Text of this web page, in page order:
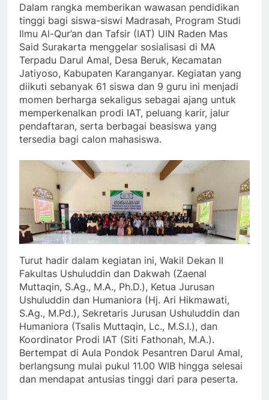
Dalam rangka memberikan wawasan pendidikan
tinggi bagi siswa-siswi Madrasah, Program Studi
Ilmu Al-Qur’an dan Tafsir (IAT) UIN Raden Mas
Said Surakarta menggelar sosialisasi di MA
Terpadu Darul Amal, Desa Beruk, Kecamatan
Jatiyoso, Kabupaten Karanganyar. Kegiatan yang
diikuti sebanyak 61 siswa dan 9 guru ini menjadi
momen berharga sekaligus sebagai ajang untuk
memperkenalkan prodi IAT, peluang karir, jalur
pendaftaran, serta berbagai beasiswa yang
tersedia bagi calon mahasiswa.
Turut hadir dalam kegiatan ini, Wakil Dekan II
Fakultas Ushuluddin dan Dakwah (Zaenal
Muttaqin, S.Ag., M.A., Ph.D.), Ketua Jurusan
Ushuluddin dan Humaniora (Hj. Ari Hikmawati,
S.Ag., M.Pd.), Sekretaris Jurusan Ushuluddin dan
Humaniora (Tsalis Muttaqin, Lc., M.S.I.), dan
Koordinator Prodi IAT (Siti Fathonah, M.A.).
Bertempat di Aula Pondok Pesantren Darul Amal,
berlangsung mulai pukul 11.00 WIB hingga selesai
dan mendapat antusias tinggi dari para peserta.